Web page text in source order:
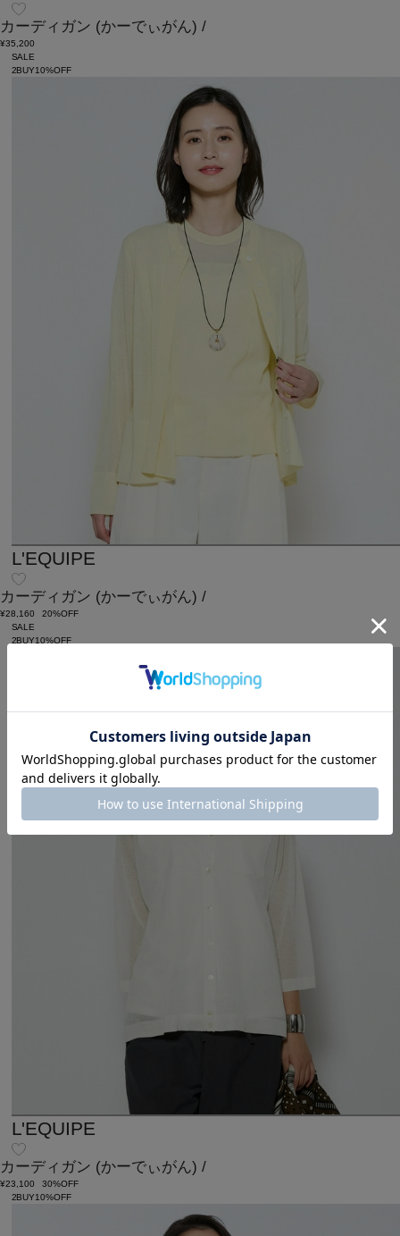
カーディガン (かーでぃがん) /
¥35,200
SALE
2BUY10%OFF
L'EQUIPE
カーディガン (かーでぃがん) /
¥28,160
20%OFF
SALE
2BUY10%OFF
L'EQUIPE
カーディガン (かーでぃがん) /
¥23,100
30%OFF
2BUY10%OFF